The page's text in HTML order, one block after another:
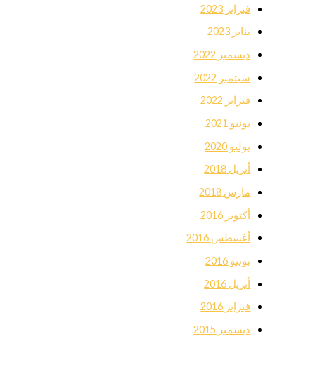
فبراير 2023
يناير 2023
ديسمبر 2022
سبتمبر 2022
فبراير 2022
يونيو 2021
يوليو 2020
أبريل 2018
مارس 2018
أكتوبر 2016
أغسطس 2016
يونيو 2016
أبريل 2016
فبراير 2016
ديسمبر 2015